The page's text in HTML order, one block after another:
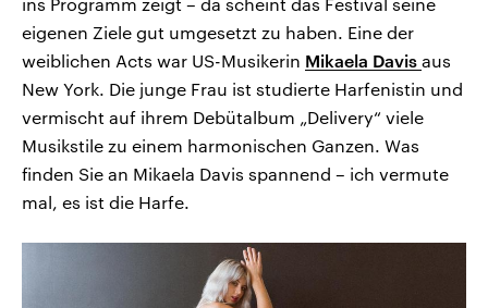
ins Programm zeigt – da scheint das Festival seine
eigenen Ziele gut umgesetzt zu haben. Eine der
weiblichen Acts war US-Musikerin Mikaela Davis aus
New York. Die junge Frau ist studierte Harfenistin und
vermischt auf ihrem Debütalbum „Delivery“ viele
Musikstile zu einem harmonischen Ganzen. Was
finden Sie an Mikaela Davis spannend – ich vermute
mal, es ist die Harfe.